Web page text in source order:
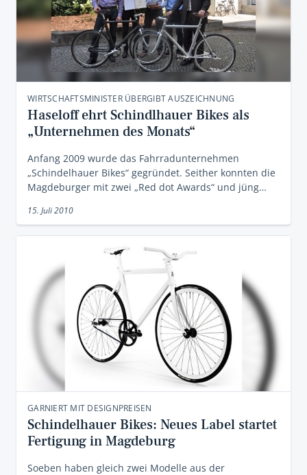
WIRTSCHAFTSMINISTER ÜBERGIBT AUSZEICHNUNG
Haseloff ehrt Schindlhauer Bikes als
„Unternehmen des Monats“
Anfang 2009 wurde das Fahrradunternehmen
„Schindelhauer Bikes“ gegründet. Seither konnten die
Magdeburger mit zwei „Red dot Awards“ und jüng…
15. Juli 2010
GARNIERT MIT DESIGNPREISEN
Schindelhauer Bikes: Neues Label startet
Fertigung in Magdeburg
Soeben haben gleich zwei Modelle aus der